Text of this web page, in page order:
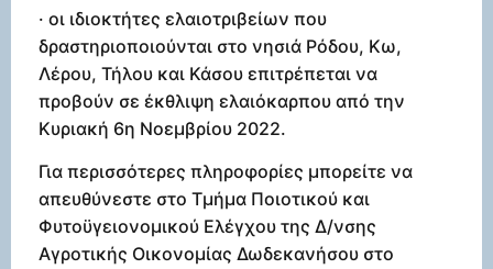
· οι ιδιοκτήτες ελαιοτριβείων που
δραστηριοποιούνται στο νησιά Ρόδου, Κω,
Λέρου, Τήλου και Κάσου επιτρέπεται να
προβούν σε έκθλιψη ελαιόκαρπου από την
Κυριακή 6η Νοεμβρίου 2022.
Για περισσότερες πληροφορίες μπορείτε να
απευθύνεστε στο Τμήμα Ποιοτικού και
Φυτοϋγειονομικού Ελέγχου της Δ/νσης
Αγροτικής Οικονομίας Δωδεκανήσου στο